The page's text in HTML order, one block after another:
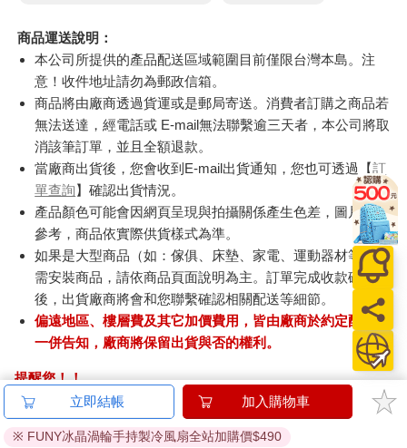
商品運送說明：
本公司所提供的產品配送區域範圍目前僅限台灣本島。注
意！收件地址請勿為郵政信箱。
商品將由廠商透過貨運或是郵局寄送。消費者訂購之商品若
無法送達，經電話或 E-mail無法聯繫逾三天者，本公司將取
消該筆訂單，並且全額退款。
當廠商出貨後，您會收到E-mail出貨通知，您也可透過【訂
單查詢】確認出貨情況。
產品顏色可能會因網頁呈現與拍攝關係產生色差，圖片僅供
參考，商品依實際供貨樣式為準。
如果是大型商品（如：傢俱、床墊、家電、運動器材等）及
需安裝商品，請依商品頁面說明為主。訂單完成收款確認
後，出貨廠商將會和您聯繫確認相關配送等細節。
偏遠地區、樓層費及其它加價費用，皆由廠商於約定配送時
一併告知，廠商將保留出貨與否的權利。
提醒您！！
金石堂及銀行均不會請您操作ATM! 如接獲電話要求您前往
ATM提款機，請不要聽從指示，以免受騙上當！
立即結帳 加入購物車
※ FUNY冰晶渦輪手持製冷風扇全站加購價$490